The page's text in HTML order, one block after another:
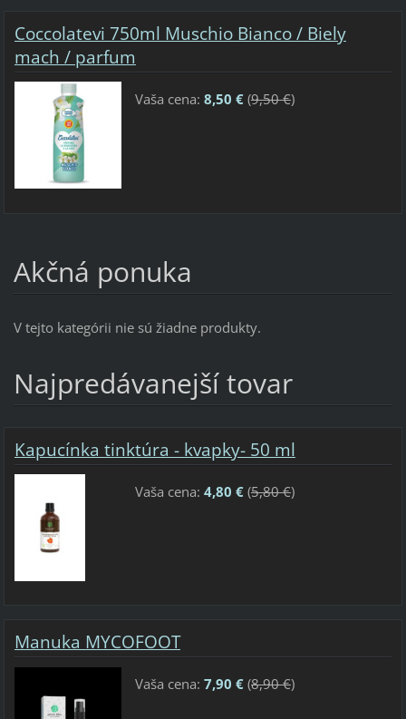
Coccolatevi 750ml Muschio Bianco / Biely
mach / parfum
Vaša cena: 8,50 €(9,50 €)
Akčná ponuka
V tejto kategórii nie sú žiadne produkty.
Najpredávanejší tovar
Kapucínka tinktúra - kvapky- 50 ml
Vaša cena: 4,80 €(5,80 €)
Manuka MYCOFOOT
Vaša cena: 7,90 €(8,90 €)